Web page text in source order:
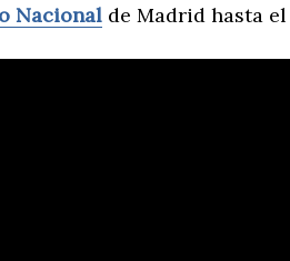
Nacional de Madrid hasta